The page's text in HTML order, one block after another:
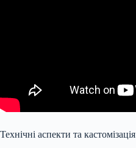
Технічні аспекти та кастомізація